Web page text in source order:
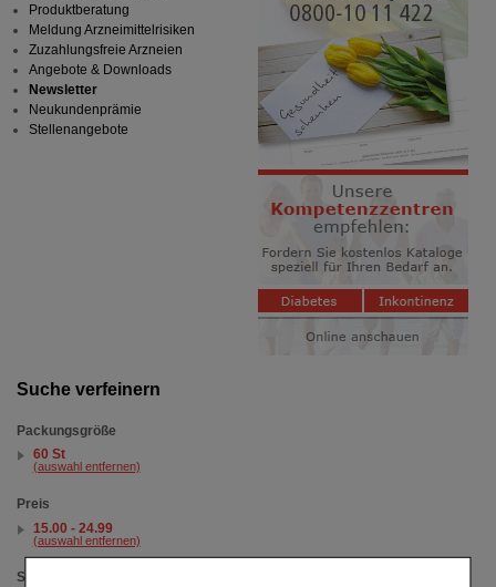
Suche verfeinern
Packungsgröße
60 St
(auswahl entfernen)
Preis
15.00 - 24.99
(auswahl entfernen)
Sortieren nach
Produktberatung
Meldung Arzneimittelrisiken
Zuzahlungsfreie Arzneien
Angebote & Downloads
Newsletter
Neukundenprämie
Stellenangebote